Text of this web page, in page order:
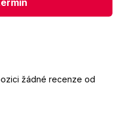
žádné recenze od